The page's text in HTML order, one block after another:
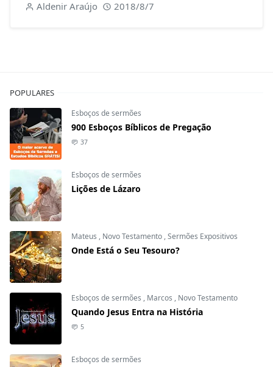
Aldenir Araújo 2018/8/7
POPULARES
Esboços de sermões
900 Esboços Bíblicos de Pregação
37
Esboços de sermões
Lições de Lázaro
Mateus , Novo Testamento ,Sermões Expositivos
Onde Está o Seu Tesouro?
Esboços de sermões , Marcos , Novo Testamento
Quando Jesus Entra na História
5
Esboços de sermões